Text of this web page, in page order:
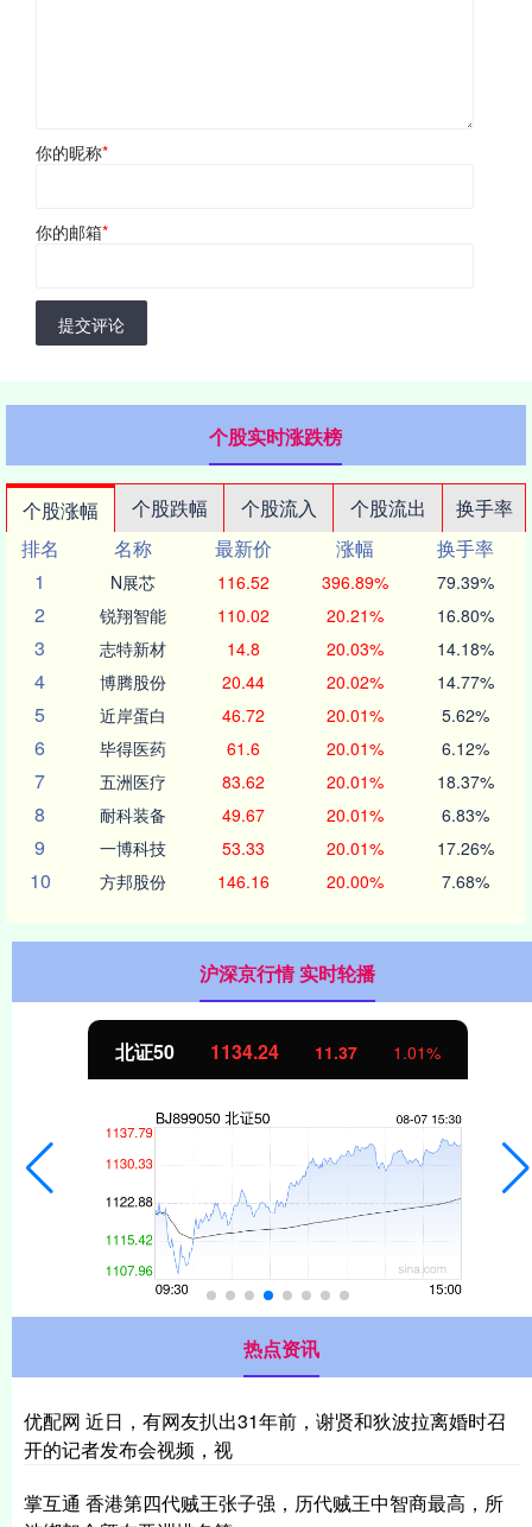
你的昵称*
你的邮箱*
提交评论
个股实时涨跌榜
个股涨幅 个股跌幅 个股流入 个股流出
换手率
排名
名称 最新价 涨幅
换手率
1
N展芯 116.52 396.89% 79.39%
2 锐翔智能 110.02 20.21% 16.80%
3 志特新材 14.8 20.03% 14.18%
4 博腾股份 20.44 20.02% 14.77%
5 近岸蛋白 46.72 20.01% 5.62%
6 毕得医药 61.6 20.01% 6.12%
7 五洲医疗 83.62 20.01% 18.37%
8 耐科装备 49.67 20.01% 6.83%
9 一博科技 53.33 20.01% 17.26%
10 方邦股份 146.16 20.00% 7.68%
沪深京行情 实时轮播
北证50 1134.24 11.37 1.01%
热点资讯
优配网 近日，有网友扒出31年前，谢贤和狄波拉离婚时召
开的记者发布会视频，视
掌互通 香港第四代贼王张子强，历代贼王中智商最高，所